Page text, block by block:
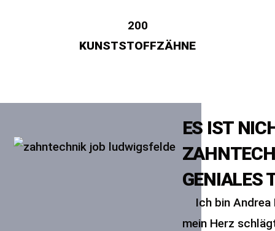
KUNSTSTOFFZÄHNE
200
ES IST
GENIALES
Ich bin
mein Herz